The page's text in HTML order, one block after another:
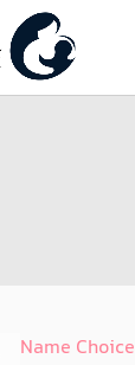
Name Choice